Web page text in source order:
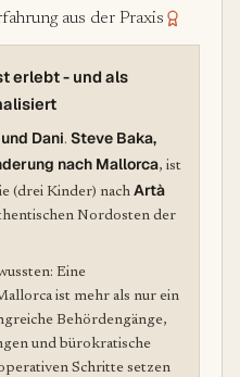
aus der Praxis
erlebt - und als
Dani. Steve Baka,
nach Mallorca, ist
(drei Kinder) nach Artà
Nordosten der
Eine
ist mehr als nur ein
Behördengänge,
und bürokratische
Schritte setzen